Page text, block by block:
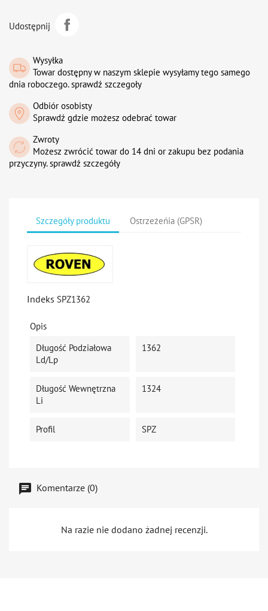
Udostępnij
Wysyłka
Towar dostępny w naszym sklepie wysyłamy tego samego
dnia roboczego. sprawdź szczegoły
Odbiór osobisty
Sprawdź gdzie możesz odebrać towar
Zwroty
Możesz zwrócić towar do 14 dni or zakupu bez podania
przyczyny. sprawdź szczegóły
Szczegóły produktu Ostrzeżeńia (GPSR)
Indeks SPZ1362
Opis
Długość Podziałowa
Ld/Lp
1362
Długość Wewnętrzna
Li
1324
Profil SPZ
Komentarze (0)
Na razie nie dodano żadnej recenzji.